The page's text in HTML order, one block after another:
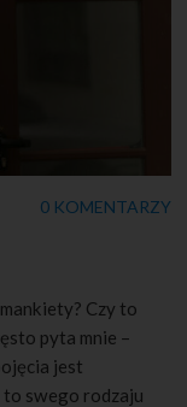
0 KOMENTARZY
Czy to
pyta mnie –
jest
to swego rodzaju